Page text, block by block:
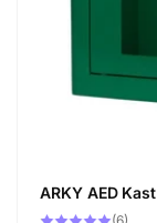
ARKY AED